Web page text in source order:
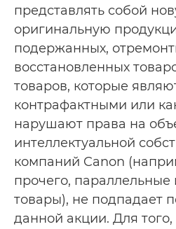
представлять собой
оригинальную
подержанных,
восстановленных
товаров, которые
контрафактными или
нарушают права на
интеллектуальной
компаний Canon
прочего, параллельные
товары), не подпадает
данной акции. Для